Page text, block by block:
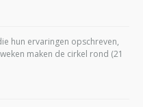
hun ervaringen opschreven,
maken de cirkel rond (21